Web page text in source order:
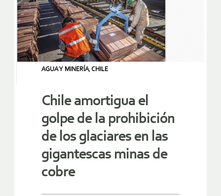
AGUA Y MINERÍA, CHILE
Chile amortigua el
golpe de la prohibición
de los glaciares en las
gigantescas minas de
cobre